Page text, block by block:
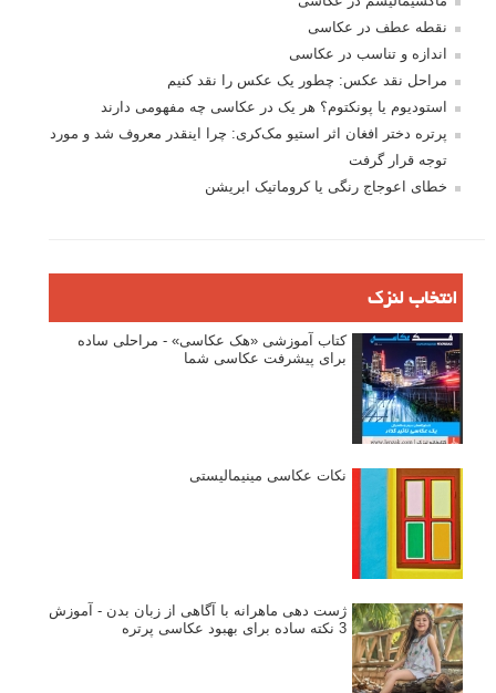
نقطه عطف در عکاسی
اندازه و تناسب در عکاسی
مراحل نقد عکس: چطور یک عکس را نقد کنیم
استودیوم یا پونکتوم؟ هر یک در عکاسی چه مفهومی دارند
پرتره دختر افغان اثر استیو مک‌کری: چرا اینقدر معروف شد و مورد
توجه قرار گرفت
خطای اعوجاج رنگی یا کروماتیک ابریشن
انتخاب لنزک
کتاب آموزشی «هک عکاسی» - مراحلی ساده
برای پیشرفت عکاسی شما
نکات عکاسی مینیمالیستی
ژست دهی ماهرانه با آگاهی از زبان بدن - آموزش
3 نکته ساده برای بهبود عکاسی پرتره